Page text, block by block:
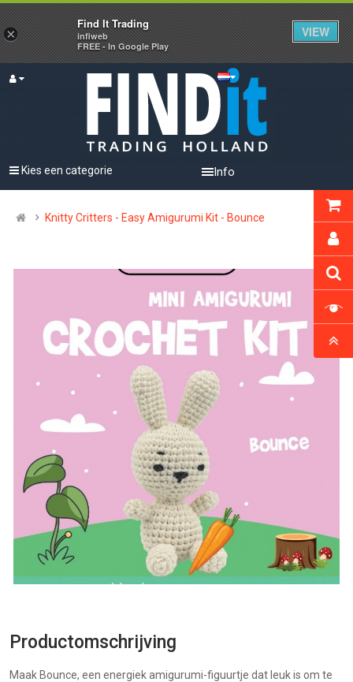
Info
Kies een categorie
Knitty Critters - Easy Amigurumi Kit - Bounce
Productomschrijving
Maak Bounce, een energiek amigurumi-figuurtje dat leuk is om te
×
Find It Trading
infiweb
FREE - In Google Play
VIEW